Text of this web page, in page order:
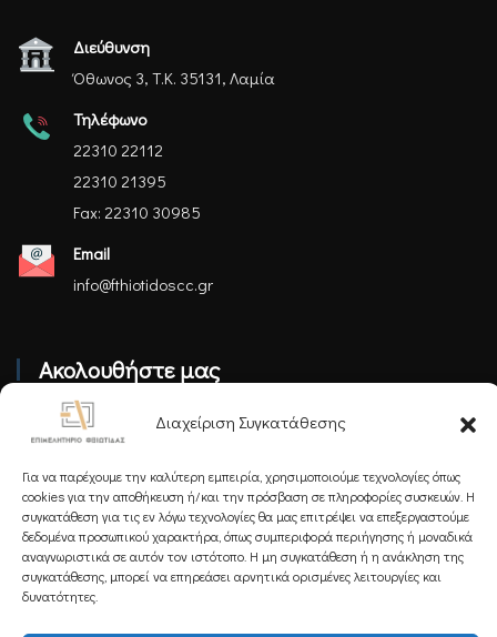
Διαχείριση Συγκατάθεσης
Για να παρέχουμε την καλύτερη εμπειρία, χρησιμοποιούμε τεχνολογίες όπως
cookies για την αποθήκευση ή/και την πρόσβαση σε πληροφορίες συσκευών. Η
συγκατάθεση για τις εν λόγω τεχνολογίες θα μας επιτρέψει να επεξεργαστούμε
δεδομένα προσωπικού χαρακτήρα, όπως συμπεριφορά περιήγησης ή μοναδικά
αναγνωριστικά σε αυτόν τον ιστότοπο. Η μη συγκατάθεση ή η ανάκληση της
συγκατάθεσης, μπορεί να επηρεάσει αρνητικά ορισμένες λειτουργίες και
δυνατότητες.
Διεύθυνση
Όθωνος 3, Τ.Κ. 35131, Λαμία
Τηλέφωνο
22310 22112
22310 21395
Fax: 22310 30985
Email
info@fthiotidoscc.gr
Ακολουθήστε μας
Εγγραφείτε στο Newsletter μας